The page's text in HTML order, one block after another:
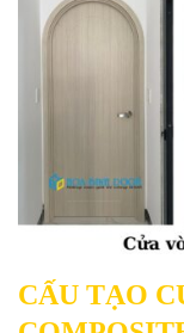
CẤU TẠO